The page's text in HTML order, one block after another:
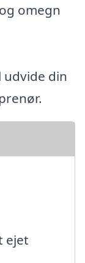
omegn
udvide din
ejet